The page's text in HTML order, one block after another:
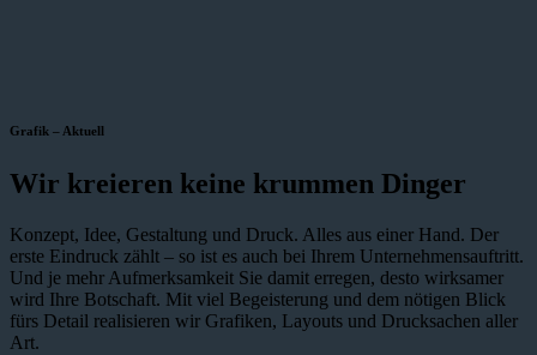
Grafik – Aktuell
Wir kreieren keine krummen Dinger
Konzept, Idee, Gestaltung und Druck. Alles aus einer Hand. Der
erste Eindruck zählt – so ist es auch bei Ihrem Unternehmensauftritt.
Und je mehr Aufmerksamkeit Sie damit erregen, desto wirksamer
wird Ihre Botschaft. Mit viel Begeisterung und dem nötigen Blick
fürs Detail realisieren wir Grafiken, Layouts und Drucksachen aller
Art.